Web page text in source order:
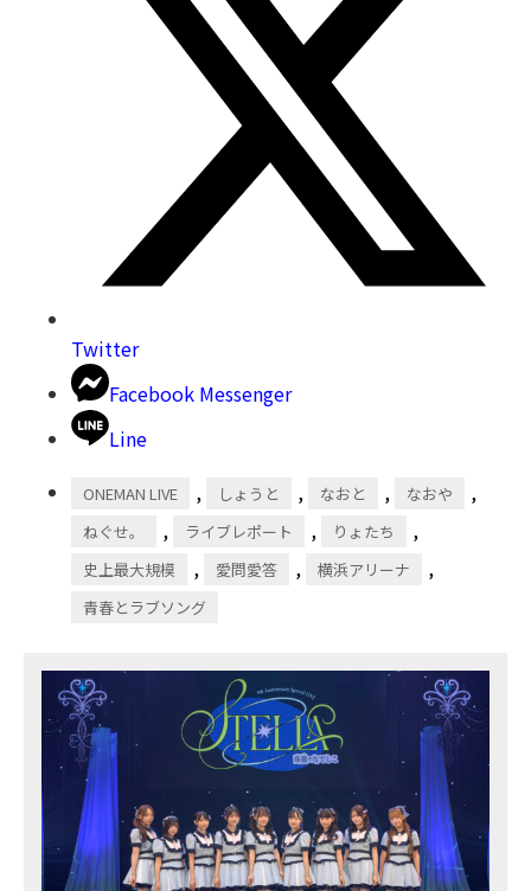
Twitter
Facebook Messenger
Line
ONEMAN LIVE , しょうと , なおと , なおや ,
ねぐせ。 , ライブレポート , りょたち ,
史上最大規模 , 愛問愛答 , 横浜アリーナ ,
青春とラブソング